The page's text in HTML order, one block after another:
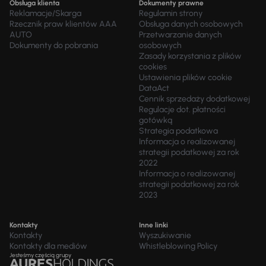
Obsługa klienta
Reklamacje/Skarga
Rzecznik praw klientów AAA
AUTO
Dokumenty do pobrania
Dokumenty prawne
Regulamin strony
Obsługa danych osobowych
Przetwarzanie danych
osobowych
Zasady korzystania z plików
cookies
Ustawienia plików cookie
DataAct
Cennik sprzedaży dodatkowej
Regulacje dot. płatności
gotówką
Strategia podatkowa
Informacja o realizowanej
strategii podatkowej za rok
2022
Informacja o realizowanej
strategii podatkowej za rok
2023
Kontakty
Kontakty
Kontakty dla mediów
Inne linki
Wyszukiwanie
Whistleblowing Policy
Jesteśmy częścią grupy